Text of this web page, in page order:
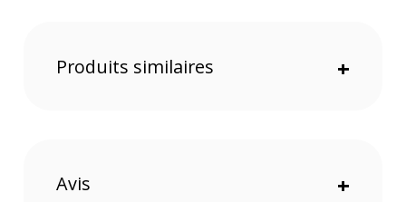
grande tablette
Produits similaires +
Avis +